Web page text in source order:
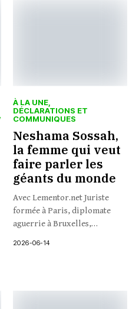
À LA UNE
DÉCLARATIONS ET
COMMUNIQUES
Neshama Sossah,
la femme qui veut
faire parler les
géants du monde
Avec Lementor.net Juriste
formée à Paris, diplomate
aguerrie à Bruxelles,
2026-06-14